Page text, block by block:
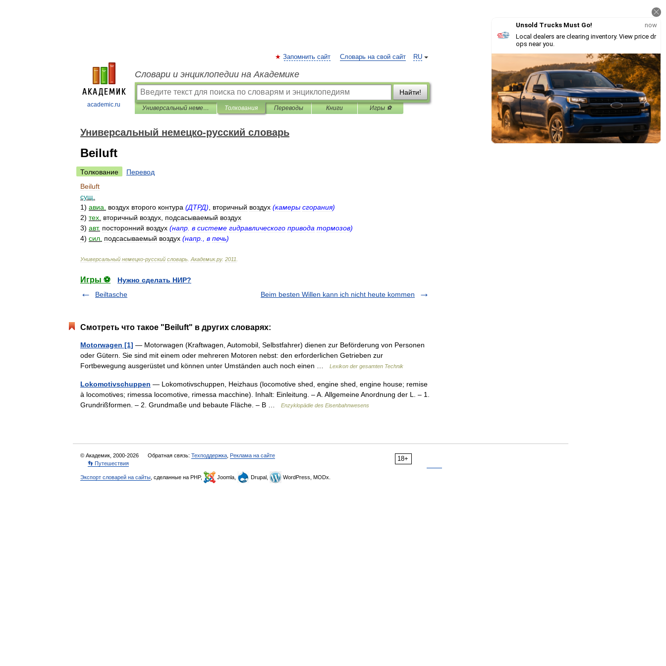
academic.ru
RU
Запомнить сайт Словарь на свой сайт
Словари и энциклопедии на Академике
Найти!
Универсальный немецко-русский словарь Толкования Переводы Книги Игры ⚽
Универсальный немецко-русский словарь
Beiluft
Толкование
Перевод
Beiluft
сущ
1) авиа воздух второго контура (ДТРД) вторичный воздух (камеры сгорания)
2) тех вторичный воздух подсасываемый воздух
3) авт. посторонний воздух (напр в системе гидравлического привода тормозов)
4) сил подсасываемый воздух (напр в печь)
Универсальный немецко-русский словарь Академик.ру. 2011
Игры ⚽
Нужно сделать НИР?
Beiltasche
Beim besten Willen kann ich nicht heute kommen
Смотреть что такое "Beiluft" в других словарях:
Motorwagen [1] — Motorwagen (Kraftwagen, Automobil, Selbstfahrer) dienen zur Beförderung von Personen
oder Gütern. Sie sind mit einem oder mehreren Motoren nebst: den erforderlichen Getrieben zur
Fortbewegung ausgerüstet und können unter Umständen auch noch einen …
Lexikon der gesamten Technik
Lokomotivschuppen — Lokomotivschuppen, Heizhaus (locomotive shed, engine shed, engine house; remise
à locomotives; rimessa locomotive, rimessa macchine). Inhalt: Einleitung. – A. Allgemeine Anordnung der L. – 1.
Grundrißformen. – 2. Grundmaße und bebaute Fläche. – B …
Enzyklopädie des Eisenbahnwesens
18+
© Академик, 2000-2026 Обратная связь: Техподдержка Реклама на сайте
👣 Путешествия
Экспорт словарей на сайты , сделанные на PHP, Joomla, Drupal, WordPress, MODx.